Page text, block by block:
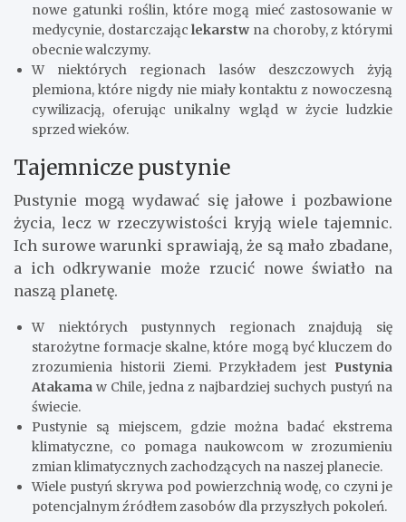
nowe gatunki roślin, które mogą mieć zastosowanie w
medycynie, dostarczająclekarstwna choroby, z którymi
obecnie walczymy.
W niektórych regionach lasów deszczowych żyją
plemiona, które nigdy nie miały kontaktu z nowoczesną
cywilizacją, oferując unikalny wgląd w życie ludzkie
sprzed wieków.
Tajemnicze pustynie
Pustynie mogą wydawać się jałowe i pozbawione
życia, lecz w rzeczywistości kryją wiele tajemnic.
Ich surowe warunki sprawiają, że są mało zbadane,
a ich odkrywanie może rzucić nowe światło na
naszą planetę.
W niektórych pustynnych regionach znajdują się
starożytne formacje skalne, które mogą być kluczem do
zrozumienia historii Ziemi. Przykładem jest Pustynia
Atakama w Chile, jedna z najbardziej suchych pustyń na
świecie.
Pustynie są miejscem, gdzie można badać ekstrema
klimatyczne, co pomaga naukowcom w zrozumieniu
zmian klimatycznych zachodzących na naszej planecie.
Wiele pustyń skrywa pod powierzchnią wodę, co czyni je
potencjalnym źródłem zasobów dla przyszłych pokoleń.